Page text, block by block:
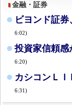
金融・証券
ビヨンド証
6:02)
投資家信頼
6:20)
カシコンＬ
6:31)